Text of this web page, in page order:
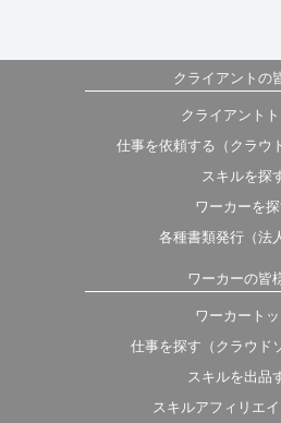
クライアントの
クライアント
仕事を依頼する（クラウ
スキルを探
ワーカーを
各種書類発行（法
ワーカーの皆
ワーカート
仕事を探す（クラウド
スキルを出品
スキルアフィリエ